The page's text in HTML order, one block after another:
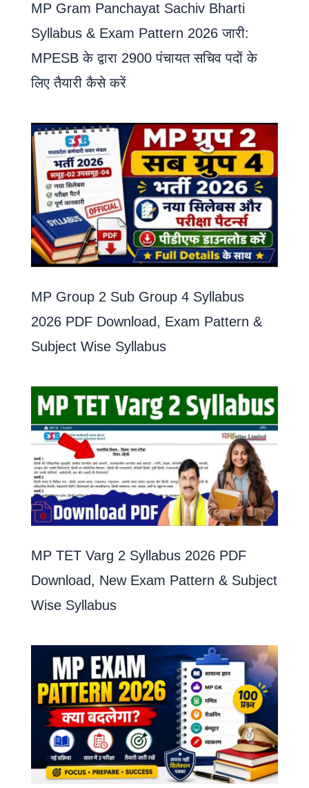
MP Gram Panchayat Sachiv Bharti
Syllabus & Exam Pattern 2026 जारी:
MPESB के द्वारा 2900 पंचायत सचिव पदों के
लिए तैयारी कैसे करें
MP Group 2 Sub Group 4 Syllabus
2026 PDF Download, Exam Pattern &
Subject Wise Syllabus
MP TET Varg 2 Syllabus 2026 PDF
Download, New Exam Pattern & Subject
Wise Syllabus